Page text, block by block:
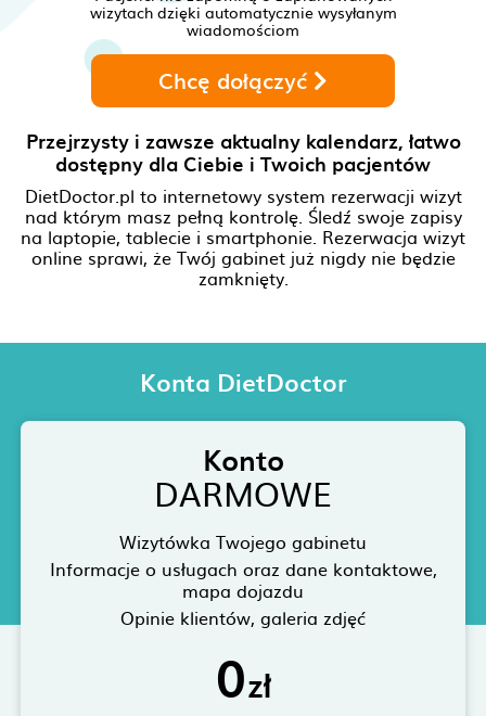
wizytach dzięki automatycznie wysyłanym
wiadomościom
Chcę dołączyć
Przejrzysty i zawsze aktualny kalendarz, łatwo
dostępny dla Ciebie i Twoich pacjentów
DietDoctor.pl to internetowy system rezerwacji wizyt
nad którym masz pełną kontrolę. Śledź swojezapisy
na laptopie, tablecie i smartphonie. Rezerwacja wizyt
onlinesprawi, że Twój gabinet już nigdy nie będzie
zamknięty.
Konta DietDoctor
Konto
DARMOWE
Wizytówka Twojego gabinetu
Informacje o usługach oraz dane kontaktowe,
mapa dojazdu
Opinie klientów, galeria zdjęć
0zł